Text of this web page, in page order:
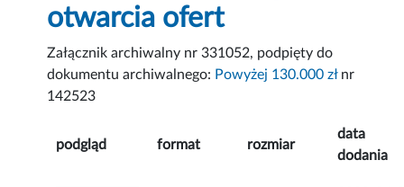
otwarcia ofert
Załącznik archiwalny nr 331052, podpięty do
dokumentu archiwalnego: Powyżej 130.000 złnr
142523
podgląd format rozmiar
data
dodania